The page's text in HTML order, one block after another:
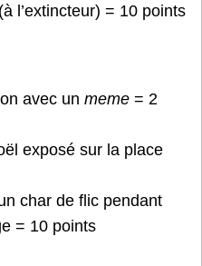
l’extincteur) = 10 points
avec un meme = 2
exposé sur la place
char de flic pendant
= 10 points